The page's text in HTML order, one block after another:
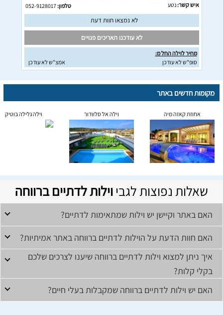
איש קשר:נטע טלפון:052-9128017
לא נמצאו חוות דעת
לא עודכנו תאריכים פנויים
מחיר לוילה החל מ:
סופ"ש לא עודכן
אמצ"ש לא עודכן
מקומות חדשים באתר
אחוזת קאזה מיה וילה אל סלוודור וילה גלילה בוטיק
שאלות נפוצות לגביוילות לדתיים ברווחה
האם באתר וקיישן יש וילות שמתאימות לדתיים?
האם חוות הדעת על הוילות לדתיים ברווחה באתר אמיתיות?
איך ניתן למצוא וילות לדתיים ברווחה שיענו לצרכים שלכם
בקלי קלות?
האם יש וילות לדתיים ברווחה שמקבלות בעלי חיים?